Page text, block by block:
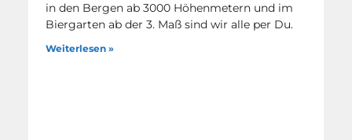
in den Bergen ab 3000 Höhenmetern und im
Biergarten ab der 3. Maß sind wir alle per Du.
Weiterlesen »